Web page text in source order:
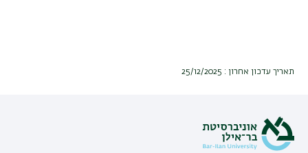
תאריך עדכון אחרון : 25/12/2025